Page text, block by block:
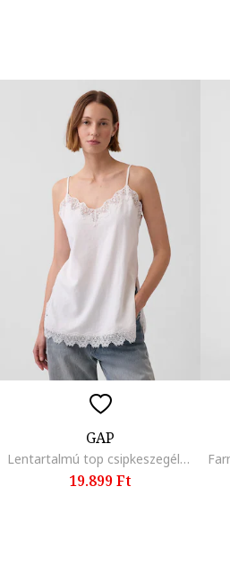
GAP
Lentartalmú top csipkeszegélyekkel, Fehér,
19.899 Ft